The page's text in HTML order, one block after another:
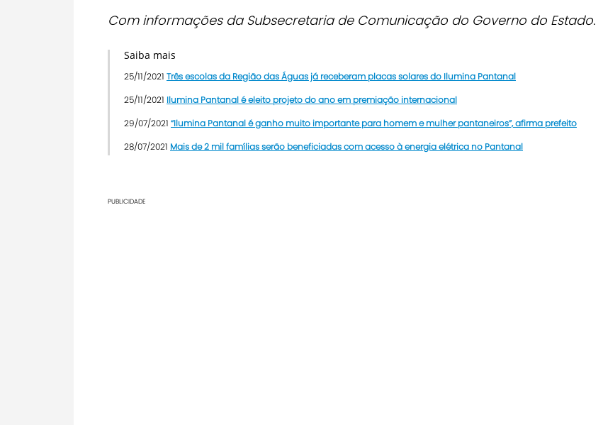
Com informações da Subsecretaria de Comunicação do Governo do Estado.
Saiba mais
25/11/2021 Três escolas da Região das Águas já receberam placas solares do Ilumina Pantanal
25/11/2021 Ilumina Pantanal é eleito projeto do ano em premiação internacional
29/07/2021 “Ilumina Pantanal é ganho muito importante para homem e mulher pantaneiros”, afirma prefeito
28/07/2021 Mais de 2 mil famílias serão beneficiadas com acesso à energia elétrica no Pantanal
PUBLICIDADE